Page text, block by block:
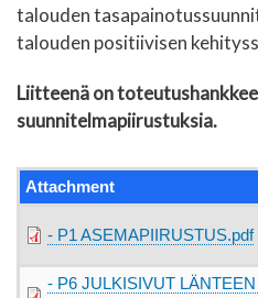
talouden
talouden positiivisen
Liitteenä on
suunnitelmapiirustuksia.
Attachment
- P1 ASEMAPIIRUSTUS.pdf
- P6 JULKISIVUT